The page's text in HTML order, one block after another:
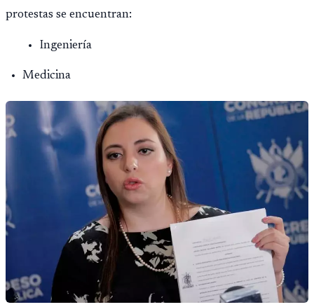
protestas se encuentran:
Ingeniería
Medicina